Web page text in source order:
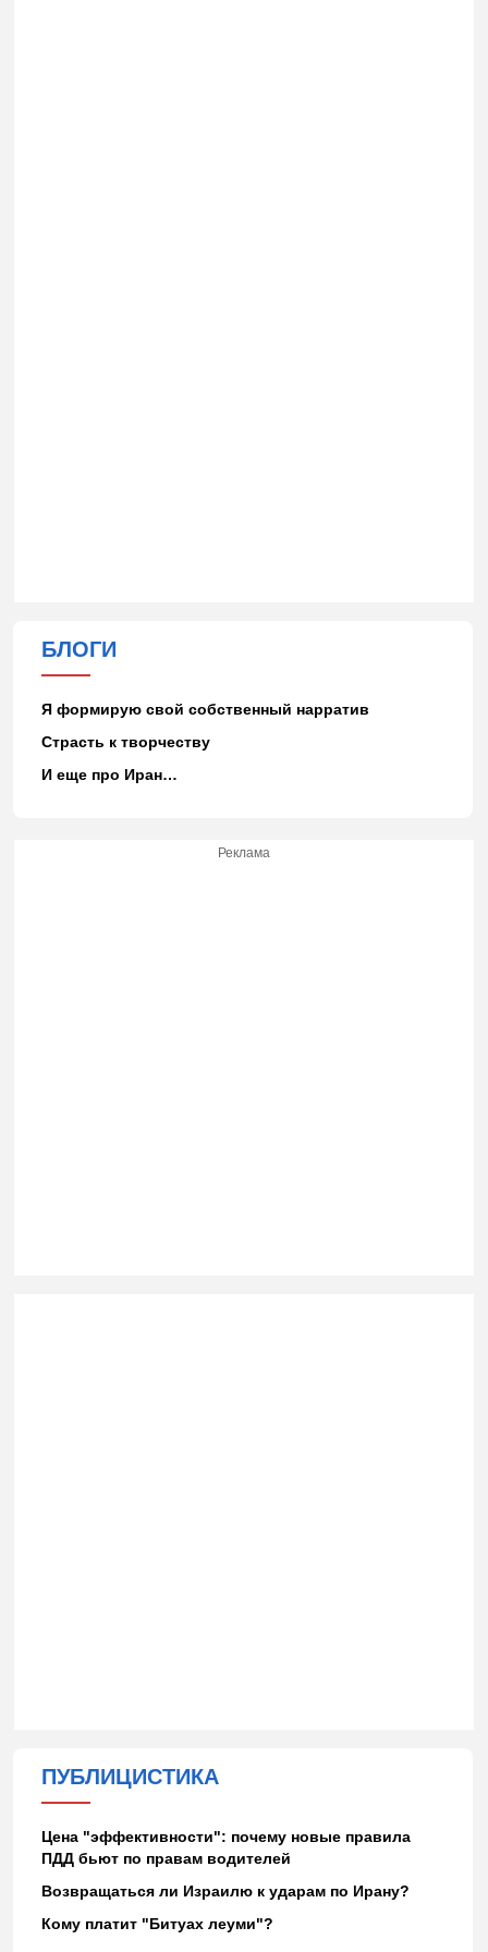
БЛОГИ
Я формирую свой собственный нарратив
Страсть к творчеству
И еще про Иран…
Реклама
ПУБЛИЦИСТИКА
Цена "эффективности": почему новые правила
ПДД бьют по правам водителей
Возвращаться ли Израилю к ударам по Ирану?
Кому платит "Битуах леуми"?